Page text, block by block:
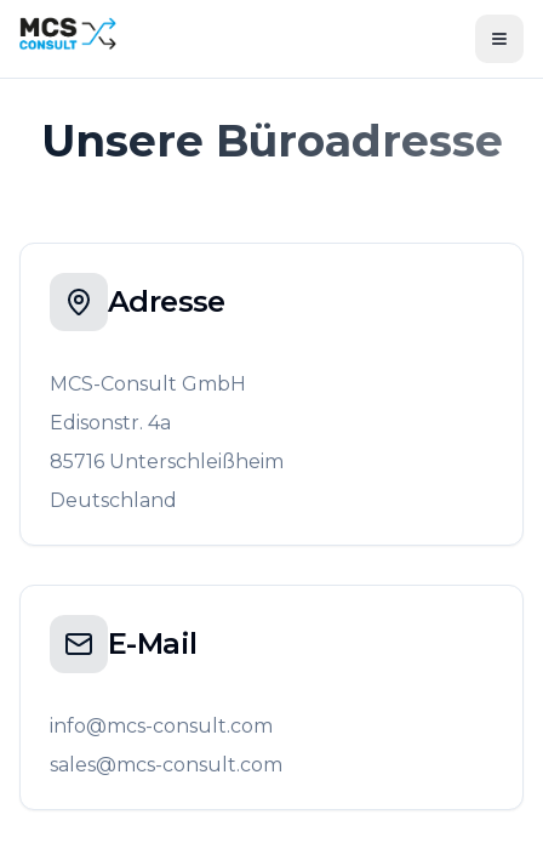
Unsere Büroadresse
Adresse
MCS-Consult GmbH
Edisonstr. 4a
85716 Unterschleißheim
Deutschland
E-Mail
info@mcs-consult.com
sales@mcs-consult.com